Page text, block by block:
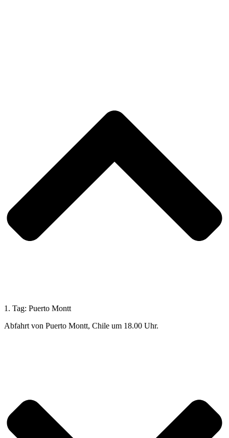
1. Tag: Puerto Montt
Abfahrt von Puerto Montt, Chile um 18.00 Uhr.